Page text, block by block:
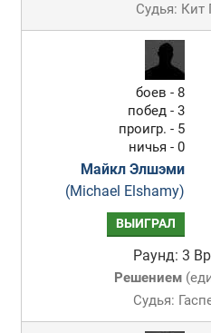
Судья: Кит
боев - 8
побед - 3
проигр. - 5
ничья - 0
Майкл Элшэми
(Michael Elshamy)
ВЫИГРАЛ
Раунд: 3
Решением(
Судья: